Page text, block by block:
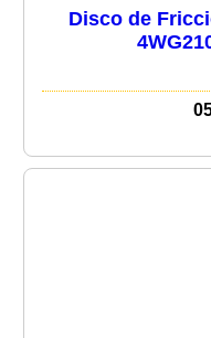
Disco de